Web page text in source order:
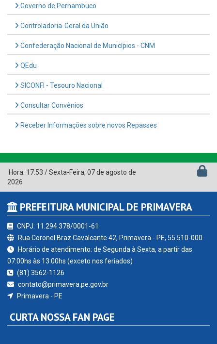
Governo de Pernambuco
Controladoria-Geral da União
Confederação Nacional de Municípios - CNM
QEdu
SICONFI - Tesouro Nacional
Consultar Convênios
Receber Informações sobre novos Repasses
Hora: 17:53 /Sexta-Feira, 07 de agosto de
2026
PREFEITURA MUNICIPAL DE PRIMAVERA
CNPJ: 11.294.378/0001-61
Rua Coronel Braz Cavalcante 42, Primavera - PE, 55.510-000
Horário de atendimento: de Segunda à Sexta, a partir das
07:00hs às 13:00hs (exceto nos feriados)
(81) 3562-1126
contato@primavera.pe.gov.br
Primavera - PE
CURTA NOSSA FAN PAGE